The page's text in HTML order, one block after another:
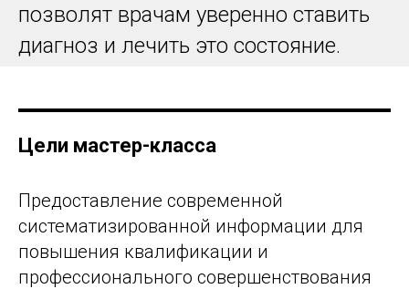
позволят врачам уверенно ставить
диагноз и лечить это состояние.
Цели мастер-класса
Предоставление современной
систематизированной информации для
повышения квалификации и
профессионального совершенствования